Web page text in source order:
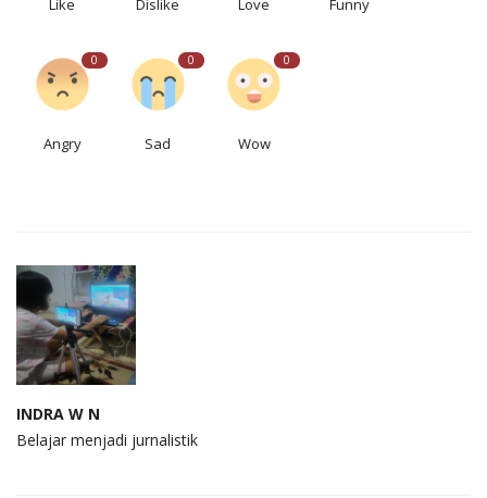
Like Dislike Love Funny
0
Angry
0
Sad
0
Wow
INDRA W N
Belajar menjadi jurnalistik